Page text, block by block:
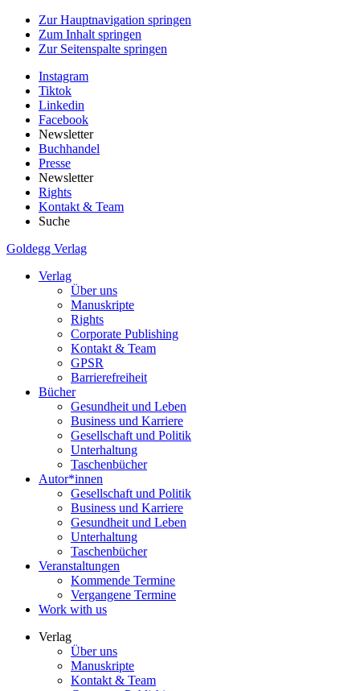
Zur Hauptnavigation springen
Zum Inhalt springen
Zur Seitenspalte springen
Instagram
Tiktok
Linkedin
Facebook
Newsletter
Buchhandel
Presse
Newsletter
Rights
Kontakt & Team
Suche
Goldegg Verlag
Verlag
Über uns
Manuskripte
Rights
Corporate Publishing
Kontakt & Team
GPSR
Barrierefreiheit
Bücher
Gesundheit und Leben
Business und Karriere
Gesellschaft und Politik
Unterhaltung
Taschenbücher
Autor*innen
Gesellschaft und Politik
Business und Karriere
Gesundheit und Leben
Unterhaltung
Taschenbücher
Veranstaltungen
Kommende Termine
Vergangene Termine
Work with us
Verlag
Über uns
Manuskripte
Kontakt & Team